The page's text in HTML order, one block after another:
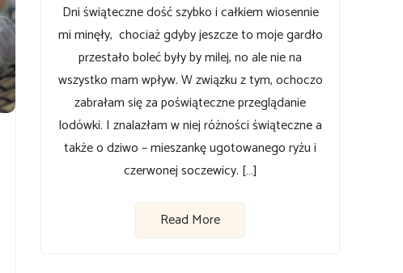
Dni świąteczne dość szybko i całkiem wiosennie
mi minęły, chociaż gdyby jeszcze to moje gardło
przestało boleć były by milej, no ale nie na
wszystko mam wpływ. W związku z tym, ochoczo
zabrałam się za poświąteczne przeglądanie
lodówki. I znalazłam w niej różności świąteczne a
także o dziwo – mieszankę ugotowanego ryżu i
czerwonej soczewicy. […]
Read More